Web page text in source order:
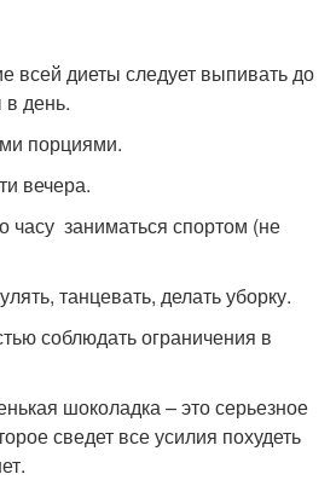
всей диеты следует выпивать до
в день.
порциями.
вечера.
часу заниматься спортом (не
танцевать, делать уборку.
соблюдать ограничения в
шоколадка – это серьезное
сведет все усилия похудеть